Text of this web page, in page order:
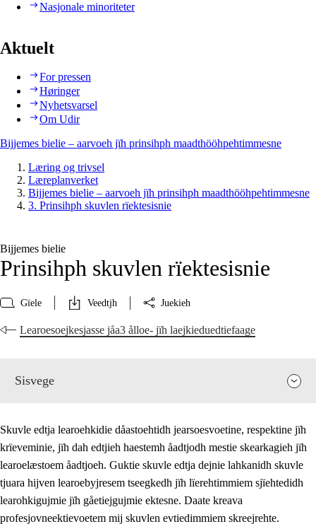
Nasjonale minoriteter
Aktuelt
For pressen
Høringer
Nyhetsvarsel
Om Udir
Bijjemes bielie – aarvoeh jïh prinsihph maadthööhpehtimmesne
Læring og trivsel
Læreplanverket
Bijjemes bielie – aarvoeh jïh prinsihph maadthööhpehtimmesne
3. Prinsihph skuvlen rïektesisnie
Bijjemes bielie
Prinsihph skuvlen rïektesisnie
Gïele Veedtjh Juekieh
Learoesoejkesjasse jåa3 ålloe- jïh laejkieduedtiefaage
Sisvege
Skuvle edtja learoehkidie dåastoehtidh jearsoesvoetine, respektine jïh
krïeveminie, jïh dah edtjieh haestemh åadtjodh mestie skearkagieh jïh
learoelæstoem åadtjoeh. Guktie skuvle edtja dejnie lahkanidh skuvle
tjuara hijven learoebyjresem tseegkedh jïh lïerehtimmiem sjïehtedidh
learohkigujmie jïh gåetiejgujmie ektesne. Daate kreava
profesjovneektievoetem mij skuvlen evtiedimmiem skreejrehte.